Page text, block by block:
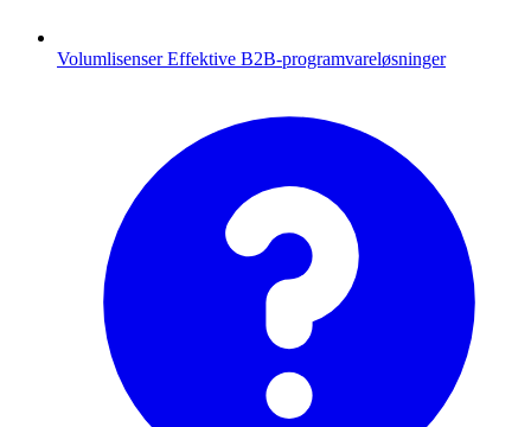
Volumlisenser Effektive B2B-programvareløsninger